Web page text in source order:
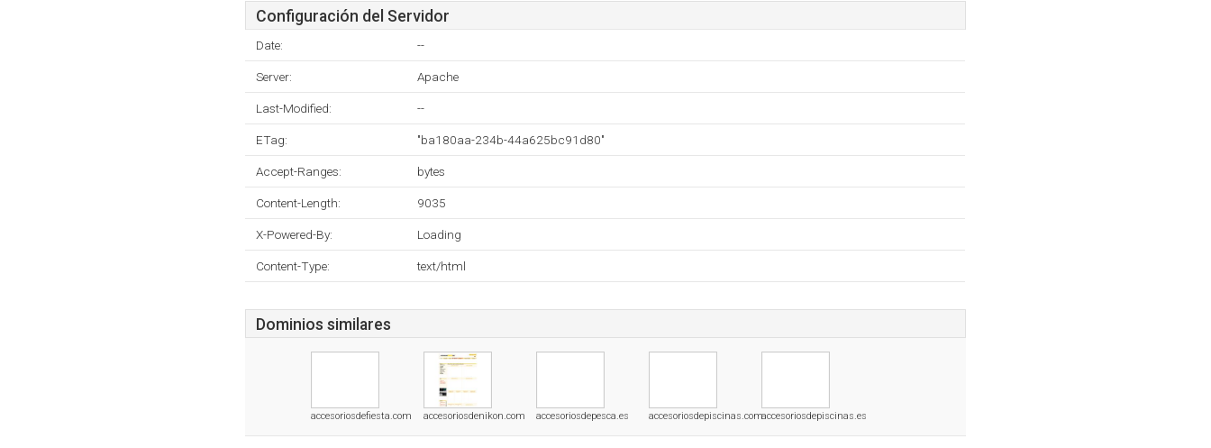
Configuración del Servidor
Date: --
Server: Apache
Last-Modified: --
ETag: "ba180aa-234b-44a625bc91d80"
Accept-Ranges: bytes
Content-Length: 9035
X-Powered-By: Loading
Content-Type: text/html
Dominios similares
accesoriosdefiesta.com accesoriosdenikon.com accesoriosdepesca.es accesoriosdepiscinas.comaccesoriosdepiscinas.es